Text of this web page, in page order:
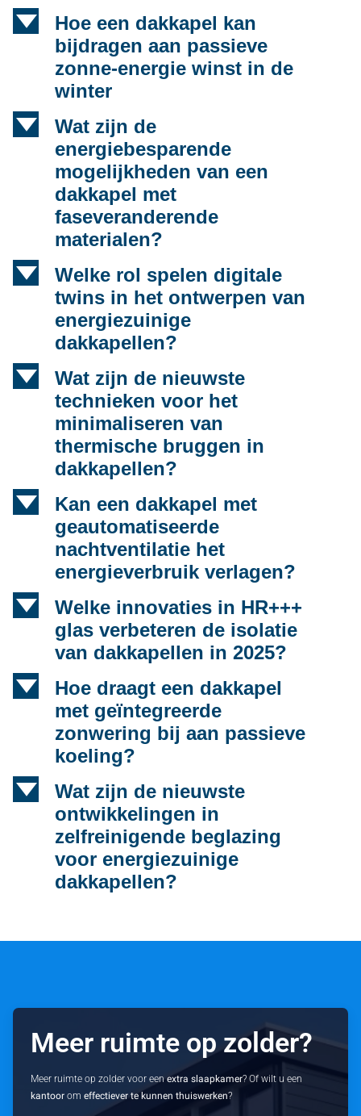
d
Hoe een dakkapel kan
bijdragen aan passieve
zonne-energie winst in de
winter
d
Wat zijn de
energiebesparende
mogelijkheden van een
dakkapel met
faseveranderende
materialen?
d
Welke rol spelen digitale
twins in het ontwerpen van
energiezuinige
dakkapellen?
d
Wat zijn de nieuwste
technieken voor het
minimaliseren van
thermische bruggen in
dakkapellen?
d
Kan een dakkapel met
geautomatiseerde
nachtventilatie het
energieverbruik verlagen?
d
Welke innovaties in HR+++
glas verbeteren de isolatie
van dakkapellen in 2025?
d
Hoe draagt een dakkapel
met geïntegreerde
zonwering bij aan passieve
koeling?
d
Wat zijn de nieuwste
ontwikkelingen in
zelfreinigende beglazing
voor energiezuinige
dakkapellen?
Meer ruimte op zolder?
Meer ruimte op zolder voor eenextra slaapkamer? Of wilt u een
kantoor omeffectiever te kunnen thuiswerken?